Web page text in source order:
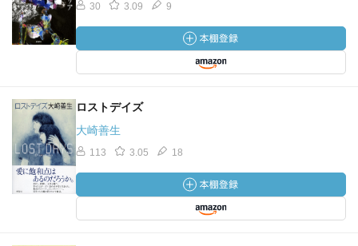
30 3.09 9
ロストデイズ
大崎善生
113 3.05 18